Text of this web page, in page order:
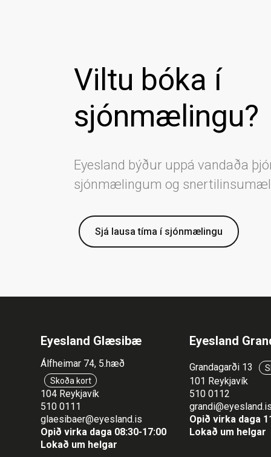
Viltu bóka í
sjónmælingu?
Eyesland býður uppá vandaða
sjónmælingum og
Sjá lausa tíma í sjónmælingu
Eyesland Glæsibæ
Álfheimar 74, 5.hæð
Skoða kort
104 Reykjavík
510 0111
glaesibaer@eyesland.is
Opið virka daga 08:30-17:00
Lokað um helgar
Eyesland
Grandagarði 13
101 Reykjavík
510 0112
Opið virka daga
Lokað um helgar